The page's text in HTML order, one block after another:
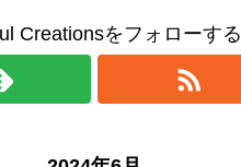
Creationsをフォローする